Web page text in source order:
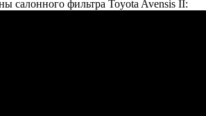
салонного фильтра Toyota Avensis II: